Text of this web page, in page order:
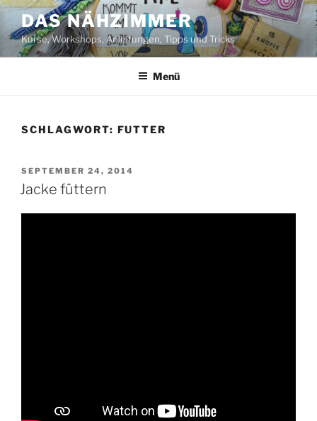
Zum
Inhalt
springen
DAS NÄHZIMMER
Kurse, Workshops, Anleitungen, Tipps und Tricks
Menü
SCHLAGWORT: FUTTER
VERÖFFENTLICHT
AM
SEPTEMBER 24, 2014
Jacke füttern